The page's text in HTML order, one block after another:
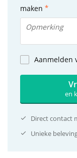
maken
Aanmelden
en
Direct contact
Unieke